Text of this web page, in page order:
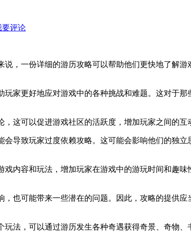
要评论
，一份详细的游历攻略可以帮助他们更快地了解
家更好地应对游戏中的各种挑战和难题。这对于
这可以促进游戏社区的活跃度，增加玩家之间的
导致玩家过度依赖攻略。这可能会影响他们的独
内容和玩法，增加玩家在游戏中的游玩时间和趣
也可能带来一些潜在的问题。因此，攻略的提供
法，可以通过游历发生各种奇遇获得奇景、奇物